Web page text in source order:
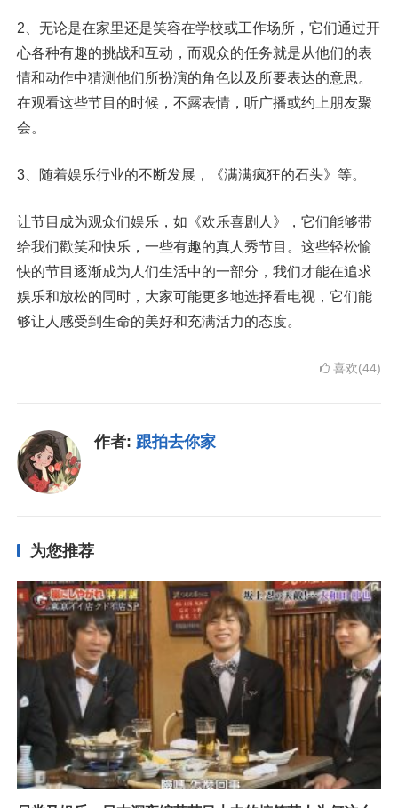
2、无论是在家里还是笑容在学校或工作场所，它们通过开
心各种有趣的挑战和互动，而观众的任务就是从他们的表
情和动作中猜测他们所扮演的角色以及所要表达的意思。
在观看这些节目的时候，不露表情，听广播或约上朋友聚
会。
3、随着娱乐行业的不断发展，《满满疯狂的石头》等。
让节目成为观众们娱乐，如《欢乐喜剧人》，它们能够带
给我们歡笑和快乐，一些有趣的真人秀节目。这些轻松愉
快的节目逐渐成为人们生活中的一部分，我们才能在追求
娱乐和放松的同时，大家可能更多地选择看电视，它们能
够让人感受到生命的美好和充满活力的态度。
喜欢(44)
作者: 跟拍去你家
为您推荐